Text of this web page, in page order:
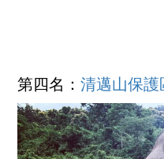
第四名：清邁山保護